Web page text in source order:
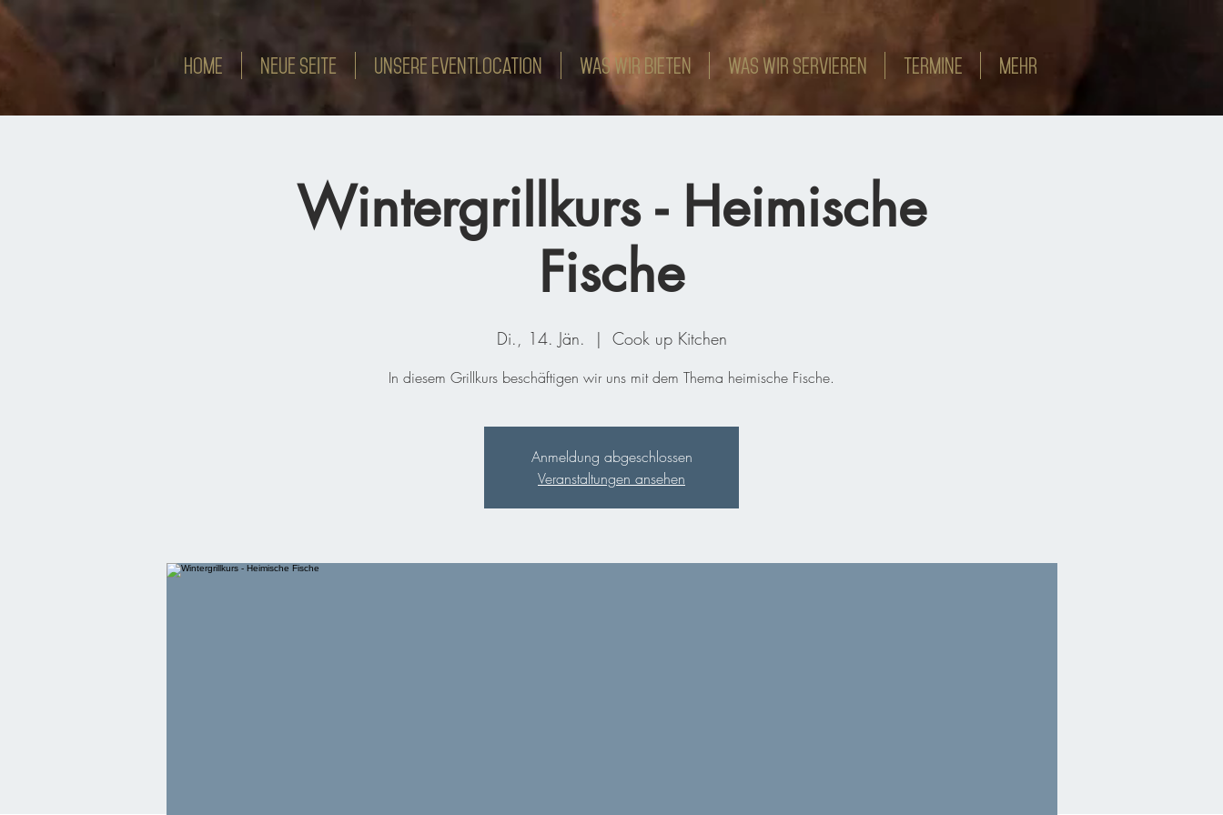
HOME Neue Seite Unsere Eventlocation WAS WIR BIETEN WAS WIR SERVIEREN TERMINE MEHR
Wintergrillkurs - Heimische
Fische
Di., 14. Jän.
  |
Cook up Kitchen
In diesem Grillkurs beschäftigen wir uns mit dem Thema heimische Fische.
Anmeldung abgeschlossen
Veranstaltungen ansehen